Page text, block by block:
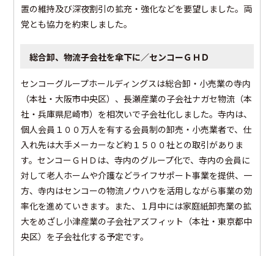
置の維持及び深夜割引の拡充・強化などを要望しました。両
党とも協力を約束しました。
総合卸、物流子会社を傘下に／センコーＧＨＤ
センコーグループホールディングスは総合卸・小売業の寺内
（本社・大阪市中央区）、長瀬産業の子会社ナガセ物流（本
社・兵庫県尼崎市）を相次いで子会社化しました。寺内は、
個人会員１００万人を有する会員制の卸売・小売業者で、仕
入れ先は大手メーカーなど約１５００社との取引がありま
す。センコーＧＨＤは、寺内のグループ化で、寺内の会員に
対して老人ホームや介護などライフサポート事業を提供、一
方、寺内はセンコーの物流ノウハウを活用しながら事業の効
率化を進めていきます。また、１月中には家庭紙卸売業の拡
大をめざし小津産業の子会社アズフィット（本社・東京都中
央区）を子会社化する予定です。